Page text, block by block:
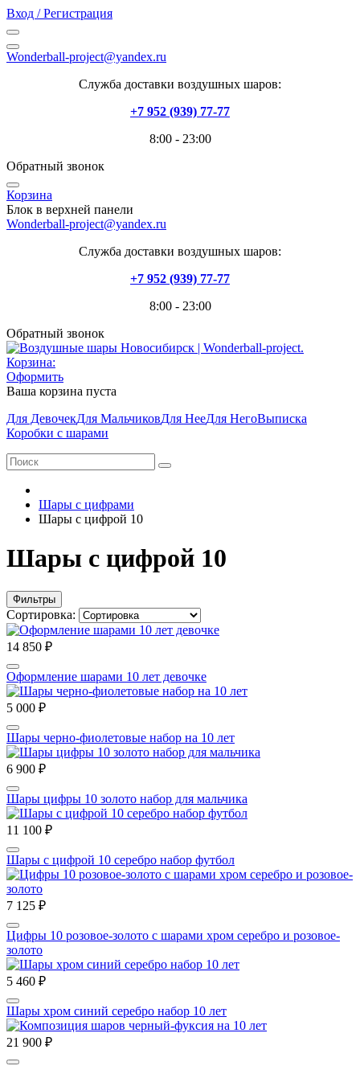
Вход / Регистрация
Wonderball-project@yandex.ru
Служба доставки воздушных шаров:
+7 952 (939) 77-77
8:00 - 23:00
Обратный звонок
Корзина
Блок в верхней панели
Wonderball-project@yandex.ru
Служба доставки воздушных шаров:
+7 952 (939) 77-77
8:00 - 23:00
Обратный звонок
Корзина:
Оформить
Ваша корзина пуста
Для ДевочекДля МальчиковДля НееДля НегоВыписка
Коробки с шарами
Шары с цифрами
Шары с цифрой 10
Шары с цифрой 10
Фильтры
Сортировка:
14 850 ₽
Оформление шарами 10 лет девочке
5 000 ₽
Шары черно-фиолетовые набор на 10 лет
6 900 ₽
Шары цифры 10 золото набор для мальчика
11 100 ₽
Шары с цифрой 10 серебро набор футбол
7 125 ₽
Цифры 10 розовое-золото с шарами хром серебро и розовое-
золото
5 460 ₽
Шары хром синий серебро набор 10 лет
21 900 ₽